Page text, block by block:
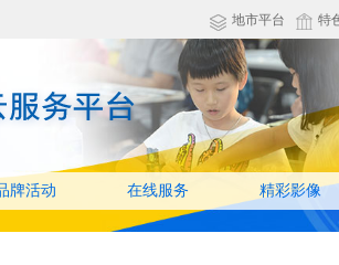
地市平台 特
牌活动 在线服务 精彩影像